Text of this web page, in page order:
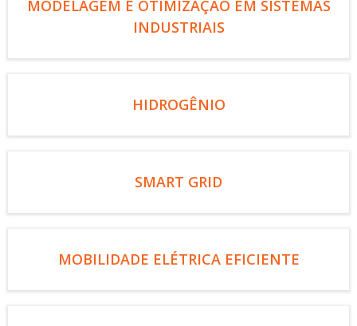
MODELAGEM E OTIMIZAÇÃO EM SISTEMAS
INDUSTRIAIS
HIDROGÊNIO
SMART GRID
MOBILIDADE ELÉTRICA EFICIENTE